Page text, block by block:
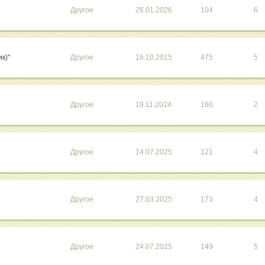
Другое 26.01.2026 104 6
Другое 16.10.2015 475 5
Другое 19.11.2024 160 2
Другое 14.07.2025 121 4
Другое 27.03.2025 173 4
Другое 24.07.2025 149 5